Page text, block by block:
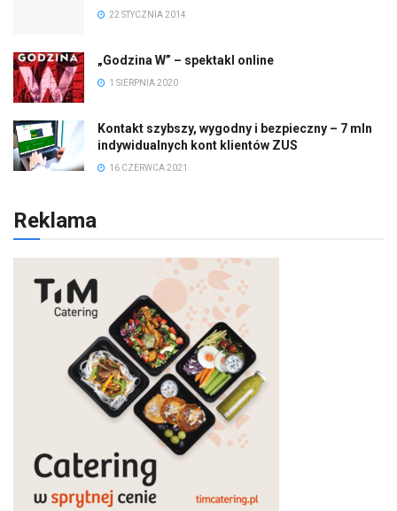
22 STYCZNIA 2014
„Godzina W” – spektakl online
1 SIERPNIA 2020
Kontakt szybszy, wygodny i bezpieczny – 7 mln
indywidualnych kont klientów ZUS
16 CZERWCA 2021
Reklama